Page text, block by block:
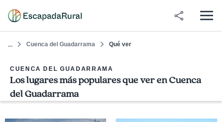
... Cuenca del Guadarrama Qué ver
CUENCA DEL GUADARRAMA
Los lugares más populares que ver en Cuenca
del Guadarrama